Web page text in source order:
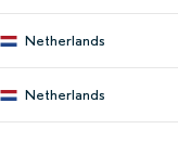
Netherlands
Netherlands